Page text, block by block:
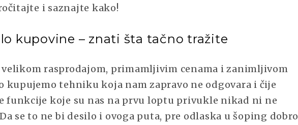
i saznajte kako!
kupovine – znati šta tačno tražite
rasprodajom, primamljivim cenama i zanimljivom
kupujemo tehniku koja nam zapravo ne odgovara i čije
funkcije koje su nas na prvu loptu privukle nikad ni ne
se to ne bi desilo i ovoga puta, pre odlaska u šoping dobro